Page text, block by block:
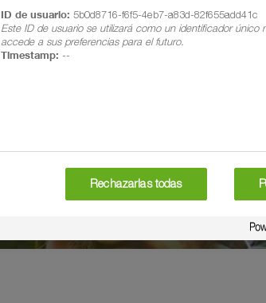
ID de usuario: 5b0d8716-f6f5-4eb7-a83d-82f655add41c
Este ID de usuario se utilizará como un identificador único
accede a sus preferencias para el futuro.
Timestamp: --
Rechazarlas todas